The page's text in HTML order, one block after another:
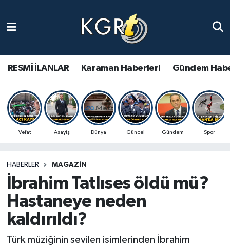
RESMİ İLANLAR Karaman Haberleri Gündem
Vefat Asayiş Dünya Güncel Gündem Spor
HABERLER MAGAZIN
İbrahim Tatlıses öldü mü?
Hastaneye neden
kaldırıldı?
Türk müziğinin sevilen isimlerinden İbrahim
Gündem Haberleri
Güncel Haberler
Spor Haberleri
Ulusal Haberler
Vefat Edenler